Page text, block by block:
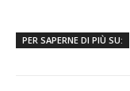
PER SAPERNE DI PIÙ SU: